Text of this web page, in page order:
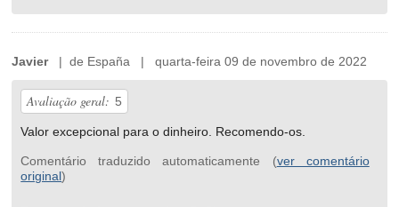
Javier| de España | quarta-feira 09 de novembro de 2022
Avaliação geral: 5
Valor excepcional para o dinheiro. Recomendo-os.
Comentário traduzido automaticamente (ver comentário
original)